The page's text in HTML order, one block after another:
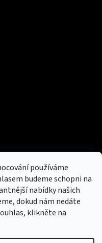
používáme
budeme schopni na
nabídky našich
dokud nám nedáte
klikněte na
tašky a peněženky